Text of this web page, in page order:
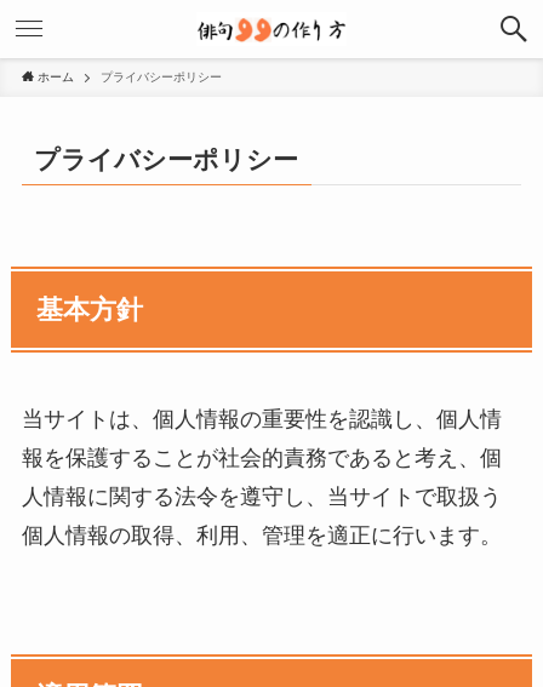
ホーム プライバシーポリシー
プライバシーポリシー
基本方針
当サイトは、個人情報の重要性を認識し、個人情
報を保護することが社会的責務であると考え、個
人情報に関する法令を遵守し、当サイトで取扱う
個人情報の取得、利用、管理を適正に行います。